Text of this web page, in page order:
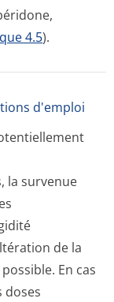
4.5).
d'emploi
la survenue
de la
En cas
doses